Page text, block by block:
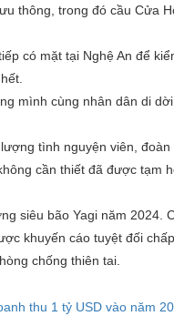
thông, trong đó cầu Cửa
có mặt tại Nghệ An để
mình cùng nhân dân di
tình nguyện viên,
cần thiết đã được
siêu bão Yagi năm
khuyến cáo tuyệt đối
chống thiên tai.
thu 1 tỷ USD vào năm